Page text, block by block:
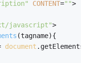
CONTENT="">
javascript">
(tagname){
document